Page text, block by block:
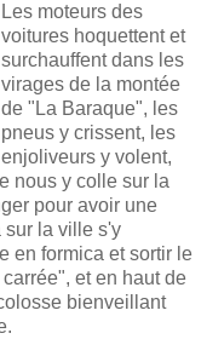
Les moteurs des
voitures hoquettent et
surchauffent dans les
virages de la montée
de "La Baraque", les
pneus y crissent, les
enjoliveurs y volent,
nous y colle sur la
pour avoir une
sur la ville s'y
en formica et sortir le
et en haut de
bienveillant